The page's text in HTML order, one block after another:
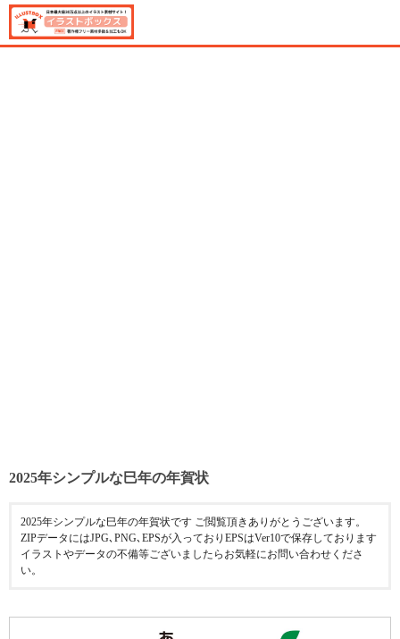
2025年シンプルな巳年の年賀状
2025年シンプルな巳年の年賀状です ご閲覧頂きありがとうございます。
ZIPデータにはJPG､PNG､EPSが入っておりEPSはVer10で保存しております
イラストやデータの不備等ございましたらお気軽にお問い合わせくださ
い。